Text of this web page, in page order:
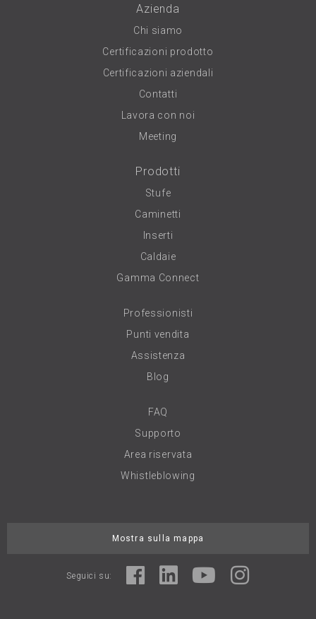
Azienda
Chi siamo
Certificazioni prodotto
Certificazioni aziendali
Contatti
Lavora con noi
Meeting
Prodotti
Stufe
Caminetti
Inserti
Caldaie
Gamma Connect
Professionisti
Punti vendita
Assistenza
Blog
FAQ
Supporto
Area riservata
Whistleblowing
Mostra sulla mappa
Seguici su: